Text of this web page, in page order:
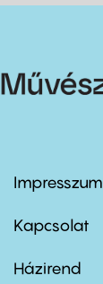
Footer
first
Impresszum
Kapcsolat
Footer
Házirend